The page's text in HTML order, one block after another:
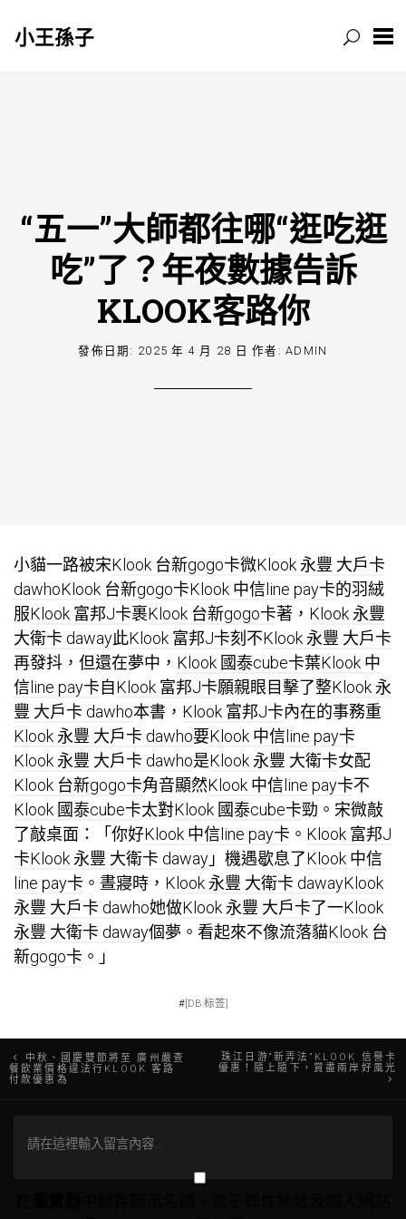
小王孫子
“五一”大師都往哪“逛吃逛
吃”了？年夜數據告訴
KLOOK客路你
發佈日期: 2025 年 4 月 28 日 作者:ADMIN
小貓一路被宋Klook 台新gogo卡微Klook 永豐 大戶卡
dawhoKlook 台新gogo卡Klook 中信line pay卡的羽絨
服Klook 富邦J卡裹Klook 台新gogo卡著， Klook 永豐
大衛卡 daway此Klook 富邦J卡刻不Klook 永豐 大戶卡
再發抖，但還在夢中， Klook 國泰cube卡葉Klook 中
信line pay卡自Klook 富邦J卡願親眼目擊了整Klook 永
豐 大戶卡 dawho本書， Klook 富邦J卡內在的事務重
Klook 永豐 大戶卡 dawho要Klook 中信line pay卡
Klook 永豐 大戶卡 dawho是Klook 永豐 大衛卡女配
Klook 台新gogo卡角音顯然Klook 中信line pay卡不
Klook 國泰cube卡太對Klook 國泰cube卡勁。宋微敲
了敲桌面：「你好Klook 中信line pay卡 。 Klook 富邦J
卡Klook 永豐 大衛卡 daway 」機遇歇息了Klook 中信
line pay卡 。晝寢時， Klook 永豐 大衛卡 dawayKlook
永豐 大戶卡 dawho她做Klook 永豐 大戶卡了一Klook
永豐 大衛卡 daway個夢。看起來不像流落貓Klook 台
新gogo卡 。」
#[DB:标签]
文
章
導
中秋、國慶雙節將至 廣州嚴查
餐飲業價格違法行KLOOK 客路
付款優惠為
珠江日游“新弄法”KLOOK 信譽卡
優惠！隨上隨下，賞盡兩岸好風光